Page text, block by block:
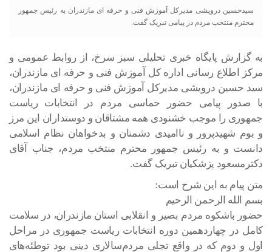
سیدحسین درویشی مدیرکل آموزش فنی و حرفه ای مازندران به رئیس جمهور
محترم منتخب مردم در پیامی تبریک گفت.
به گزارش پایگاه خبری تحلیلی سبز سرخ، از روابط عمومی و
مرکز اطلاع رسانی اداره کل آموزش فنی و حرفه ای مازندران،
سید حسین درویشی مدیرکل آموزش فنی و حرفه ای مازندران،
با صدور پیامی حضور حماسی مردم در انتخابات ریاست
جمهوری را موجب خشنودی همه مشتاقان و دوستداران این مرز
و بوم شهیدپرور و ناامیدی دشمنان و بدخواهان نظام اسلامی
دانست و به رئیس جمهور محترم منتخب مردم، جناب آقای
دکترمسعود پزشکیان تبریک گفت.
متن پیام به این شرح است:
بسم الله الرحمن الرحیم
حضور باشکوه مردم بصیر و انقلابی استان مازندران، در سلامت
کامل در چهاردهمین دوره انتخابات ریاست جمهوری در مراحل
اول و دوم که در واقع تجلی مردم‌سالاری دینی بود توطئه‌های